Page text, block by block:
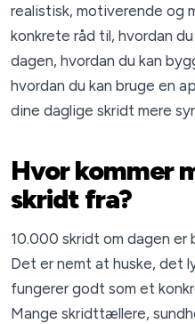
realistisk, motiverende og
konkrete råd til, hvordan
dagen, hvordan du kan
hvordan du kan bruge en
dine daglige skridt mere
Hvor kommer
skridt fra?
10.000 skridt om dagen
Det er nemt at huske, det
fungerer godt som et
Mange skridttællere,